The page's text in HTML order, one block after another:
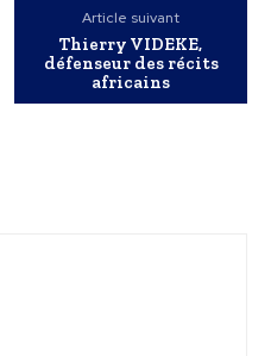
Article suivant
Thierry VIDEKE,
défenseur des récits
africains